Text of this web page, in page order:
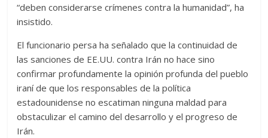
“deben considerarse crímenes contra la humanidad”, ha
insistido.
El funcionario persa ha señalado que la continuidad de
las sanciones de EE.UU. contra Irán no hace sino
confirmar profundamente la opinión profunda del pueblo
iraní de que los responsables de la política
estadounidense no escatiman ninguna maldad para
obstaculizar el camino del desarrollo y el progreso de
Irán.